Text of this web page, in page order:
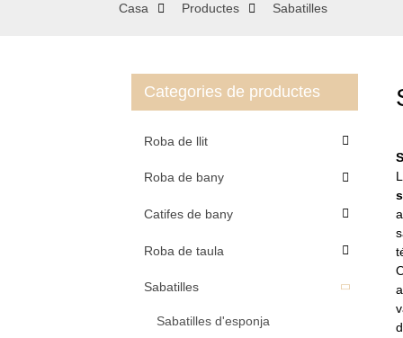
Casa Productes Sabatilles
Categories de productes
Roba de llit
Roba de bany
Catifes de bany
Roba de taula
Sabatilles
Sabatilles d'esponja